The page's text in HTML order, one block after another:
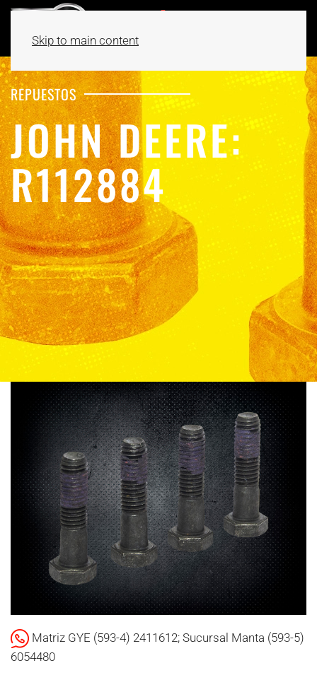
Skip to main content
REPUESTOS
JOHN DEERE:
R112884
Matriz GYE (593-4) 2411612; Sucursal Manta (593-5)
6054480